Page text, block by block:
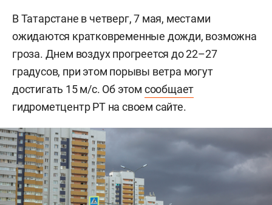
В Татарстане в четверг, 7 мая, местами
ожидаются кратковременные дожди, возможна
гроза. Днем воздух прогреется до 22–27
градусов, при этом порывы ветра могут
достигать 15 м/с. Об этом сообщает
гидрометцентр РТ на своем сайте.